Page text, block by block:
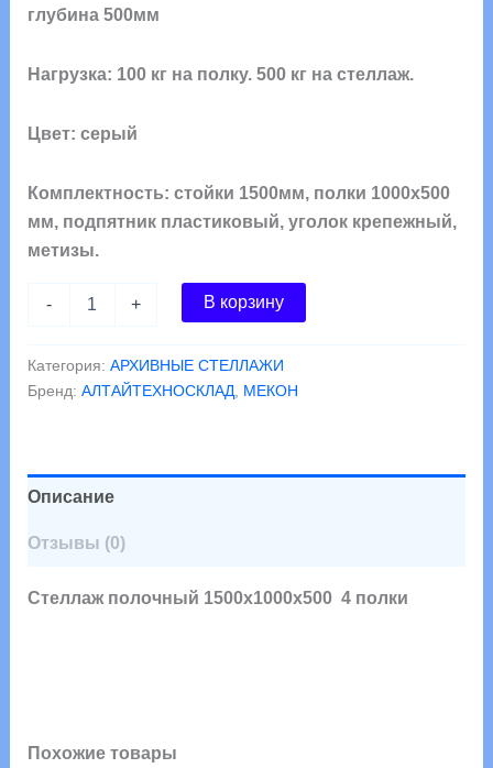
глубина 500мм
Нагрузка: 100 кг на полку. 500 кг на стеллаж.
Цвет: серый
Комплектность: стойки 1500мм, полки 1000х500
мм, подпятник пластиковый, уголок крепежный,
метизы.
-
полочный
1500х1000х500
4
+ В корзину
Категория: АРХИВНЫЕ СТЕЛЛАЖИ
Бренд: АЛТАЙТЕХНОСКЛАД, МЕКОН
Описание
Отзывы (0)
Стеллаж полочный 1500х1000х500 4 полки
Похожие товары